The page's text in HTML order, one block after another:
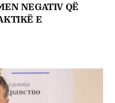
NEGATIV QË
E